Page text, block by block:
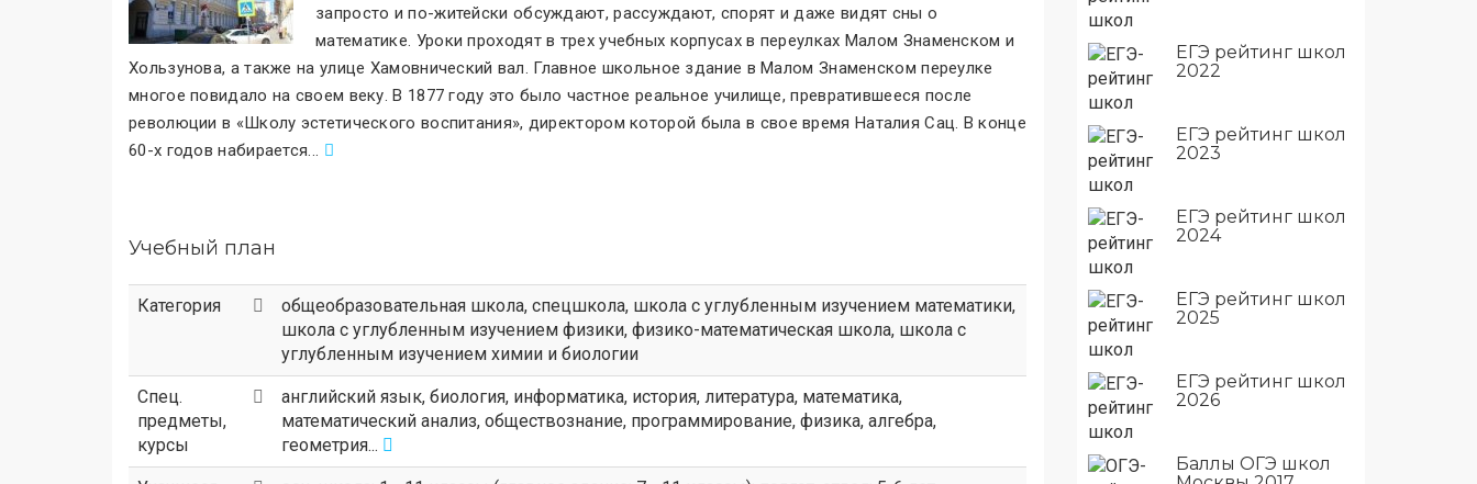
запросто и по-житейски обсуждают, рассуждают, спорят и даже видят сны о
математике. Уроки проходят в трех учебных корпусах в переулках Малом Знаменском и
Хользунова, а также на улице Хамовнический вал. Главное школьное здание в Малом Знаменском переулке
многое повидало на своем веку. В 1877 году это было частное реальное училище, превратившееся после
революции в «Школу эстетического воспитания», директором которой была в свое время Наталия Сац. В конце
60-х годов набирается...
Учебный план
Категория общеобразовательная школа, спецшкола, школа с углубленным изучением математики,
школа с углубленным изучением физики, физико-математическая школа, школа с
углубленным изучением химии и биологии
Спец.
предметы,
курсы
английский язык, биология, информатика, история, литература, математика,
математический анализ, обществознание, программирование, физика, алгебра,
геометрия...
ЕГЭ рейтинг школ
2022
ЕГЭ рейтинг школ
2023
ЕГЭ рейтинг школ
2024
ЕГЭ рейтинг школ
2025
ЕГЭ рейтинг школ
2026
Баллы ОГЭ школ